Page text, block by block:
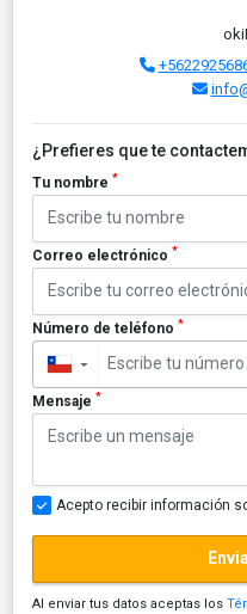
¿Prefieres que te
Tu nombre *
Correo electrónico *
Número de teléfono *
▼
Mensaje *
Acepto recibir información
Al enviar tus datos aceptas los